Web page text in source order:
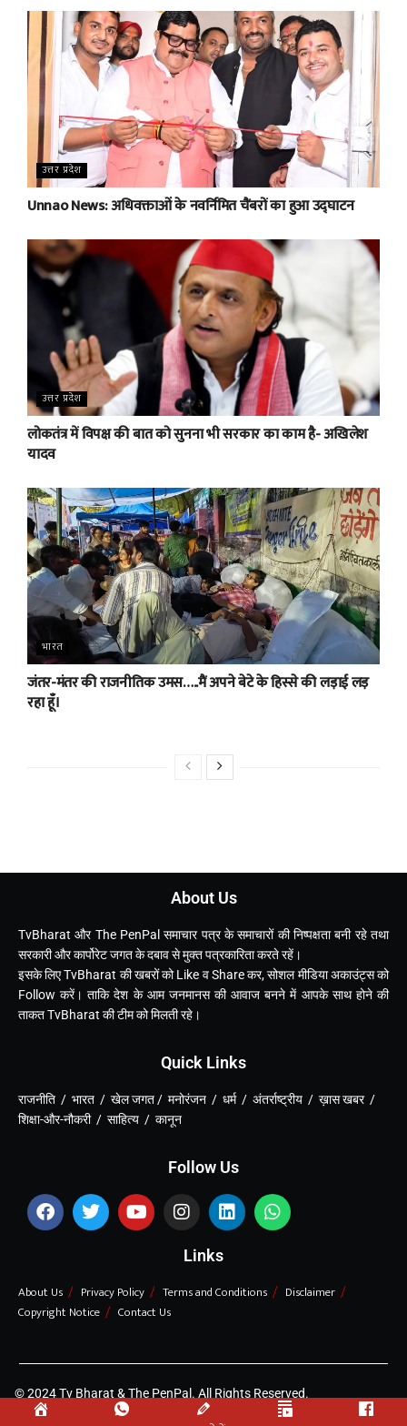
उत्तर प्रदेश
Unnao News: अधिवक्ताओं के नवर्निमित चैंबरों का हुआ उद्घाटन
उत्तर प्रदेश
लोकतंत्र में विपक्ष की बात को सुनना भी सरकार का काम है- अखिलेश
यादव
भारत
जंतर-मंतर की राजनीतिक उमस…..मैं अपने बेटे के हिस्से की लड़ाई लड़
रहा हूँ।
About Us
TvBharat और The PenPal समाचार पत्र के समाचारों की निष्पक्षता बनी रहे तथा
सरकारी और कार्पोरेट जगत के दबाव से मुक्त पत्रकारिता करते रहें।
इसके लिए TvBharat की खबरों को Like व Share कर, सोशल मीडिया अकाउंट्स को
Follow करें। ताकि देश के आम जनमानस की आवाज बनने में आपके साथ होने की
ताकत TvBharat की टीम को मिलती रहे।
Quick Links
राजनीति / भारत / खेल जगत / मनोरंजन / धर्म / अंतर्राष्ट्रीय / ख़ास खबर /
शिक्षा-और-नौकरी / साहित्य / कानून
Follow Us
Links
About Us Privacy Policy Terms and Conditions
Disclaimer
Copyright Notice
Contact Us
© 2024 Tv Bharat & The PenPal. All Rights Reserved.